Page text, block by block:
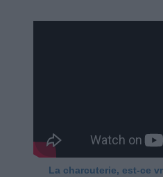
La charcuterie, est-ce